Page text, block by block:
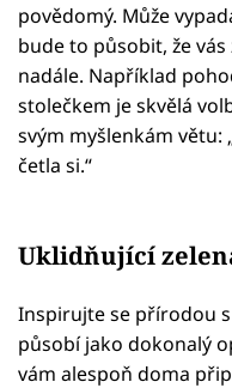
povědomý. Může
bude to působit, že
nadále. Například
stolečkem je skvělá
svým myšlenkám větu:
četla si.“
Uklidňující
Inspirujte se přírodou
působí jako dokonalý
vám alespoň doma